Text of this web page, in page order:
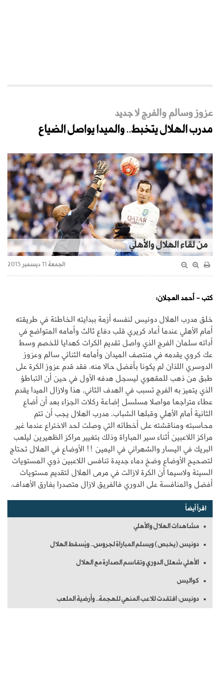
عزوز وسالم والفرج لا جديد
مدرب الهلال يتخبط.. والميدا يواصل الضياع
من لقاء الهلال والأهلي
الجمعة 11 ديسمبر 2015
كتب - أحمد العجلان:
خلق مدرب الهلال دونيس لنفسه أزمة ببدايته الخاطئة في طريقته
أمام الأهلي عندما أعاد كريري قلب دفاع ثالث وأمامه المتواضع في
أدائه سلمان الفرج الذي واصل تقديم الكرات كهدايا للخصم وسط
عك كروي يقدمه في منتصف الميدان وأمامه الثنائي سالم وعزوز
الدوسري اللذان لم يكونا بأفضل حالا منه، فقد قدم عزوز الكرة على
طبق من ذهب للمقهوي ليسجل هدفه الأول في حين أن التباطؤ
الذي يتميز به الفرج تسبب في الهدف الثاني، هذا ولازال الميدا يقدم
عطاء متراجعا مواصلا مسلسل إضاعة ركلات الجزاء بعد أن أضاع
الثانية أمام الأهلي وقبلها الشباب، مدرب الهلال يجب أن تتم
محاسبته ومناقشته على أخطائه التي وصلت لحد الاختراع عندما غير
مراكز اللاعبين أثناء سير المباراة وذلك بتغيير مراكز الظهيرين ليلعب
البريك في اليسار والشهراني في اليمين !! الأوضاع في الهلال تحتاج
لتصحيح الأوضاع وضخ دماء جديدة تنافس اللاعبين ذوي المستويات
السيئة ولاسيما أن الكرة لازالت في مرمى الهلال لتقديم مستويات
أفضل والمنافسة على الدوري فالفريق لازال متصدرا بفارق الأهداف.
اقرأ أيضاً
مشاهدات الهلال والأهلي
دونيس (يخبص) ويسلم المباراة لجروس.. ويُسقط الهلال
الأهلي شعلل الدوري وتقاسم الصدارة مع الهلال
كواليس
دونيس: افتقدت للاعب المنهي للهجمة.. وأرضية الملعب